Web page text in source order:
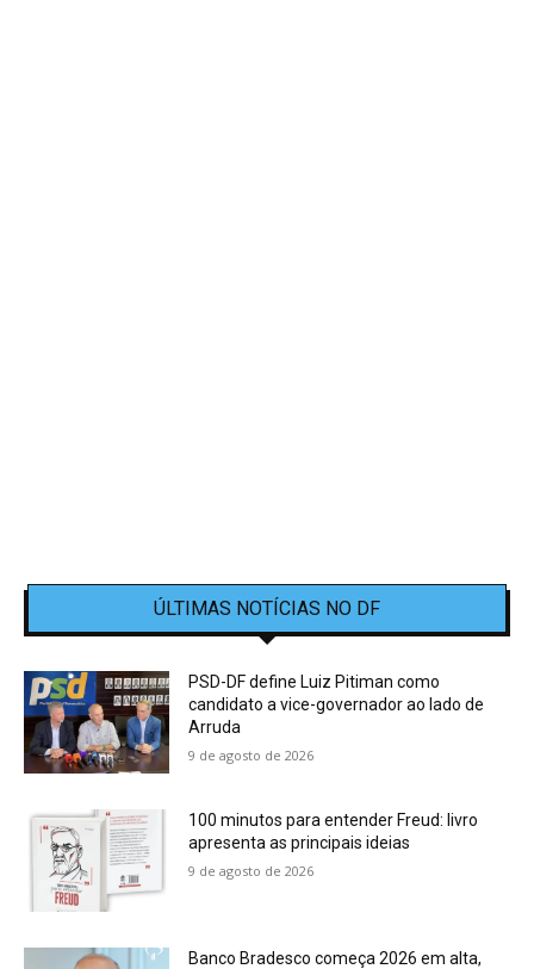
ÚLTIMAS NOTÍCIAS NO DF
PSD-DF define Luiz Pitiman como
candidato a vice-governador ao lado de
Arruda
9 de agosto de 2026
100 minutos para entender Freud: livro
apresenta as principais ideias
9 de agosto de 2026
Banco Bradesco começa 2026 em alta,